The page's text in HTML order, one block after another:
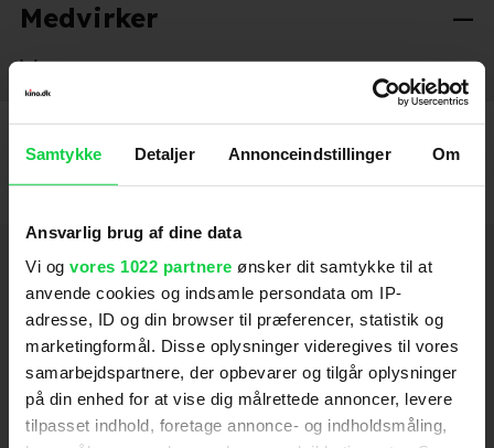
Samtykke Detaljer Annonceindstillinger Om
Ansvarlig brug af dine data
Vi og vores 1022 partnere ønsker dit samtykke til at
anvende cookies og indsamle persondata om IP-
adresse, ID og din browser til præferencer, statistik og
marketingformål. Disse oplysninger videregives til vores
samarbejdspartnere, der opbevarer og tilgår oplysninger
på din enhed for at vise dig målrettede annoncer, levere
tilpasset indhold, foretage annonce- og indholdsmåling,
Medvirker
Weapons 2025
Hold dig opdateret
Send
Ved tilmelding accepterer jeg samtidig
Kino.dks Markedsføringssamtykke